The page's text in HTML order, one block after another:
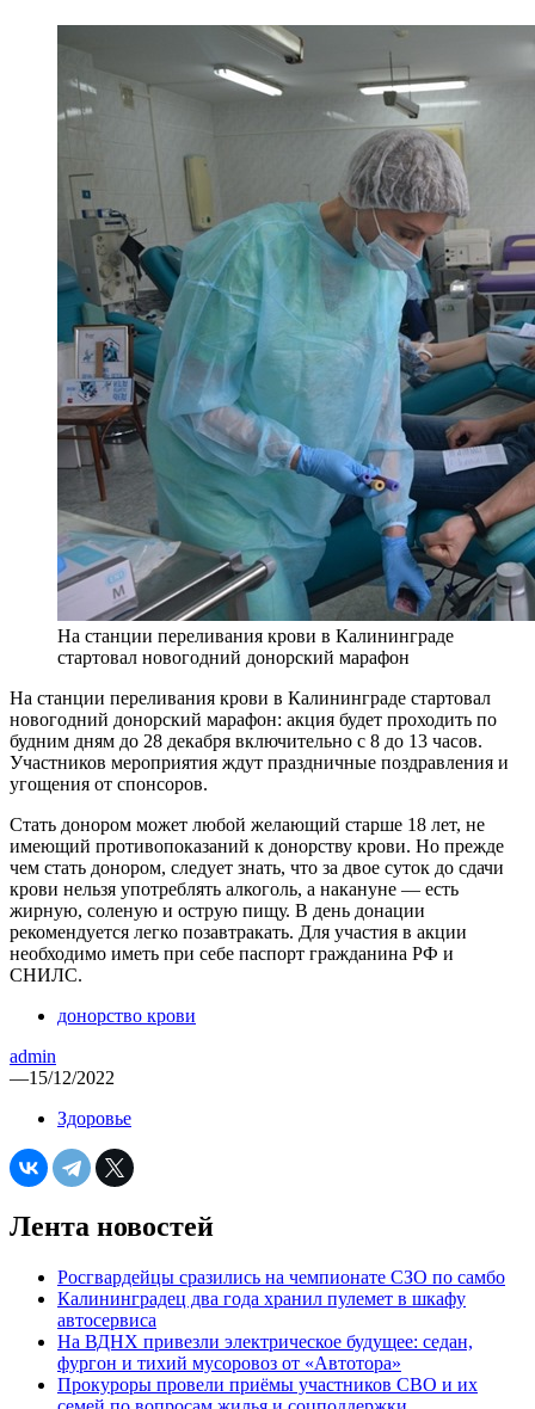
На станции переливания крови в Калининграде
стартовал новогодний донорский марафон
На станции переливания крови в Калининграде стартовал
новогодний донорский марафон: акция будет проходить по
будним дням до 28 декабря включительно с 8 до 13 часов.
Участников мероприятия ждут праздничные поздравления и
угощения от спонсоров.
Стать донором может любой желающий старше 18 лет, не
имеющий противопоказаний к донорству крови. Но прежде
чем стать донором, следует знать, что за двое суток до сдачи
крови нельзя употреблять алкоголь, а накануне — есть
жирную, соленую и острую пищу. В день донации
рекомендуется легко позавтракать. Для участия в акции
необходимо иметь при себе паспорт гражданина РФ и
СНИЛС.
донорство крови
admin
—15/12/2022
Здоровье
Лента новостей
Росгвардейцы сразились на чемпионате СЗО по самбо
Калининградец два года хранил пулемет в шкафу
автосервиса
На ВДНХ привезли электрическое будущее: седан,
фургон и тихий мусоровоз от «Автотора»
Прокуроры провели приёмы участников СВО и их